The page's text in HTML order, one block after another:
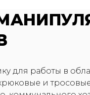
для работы в
и